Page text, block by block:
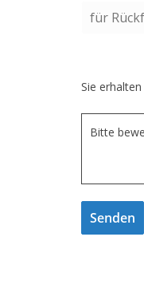
Sie
Bitte